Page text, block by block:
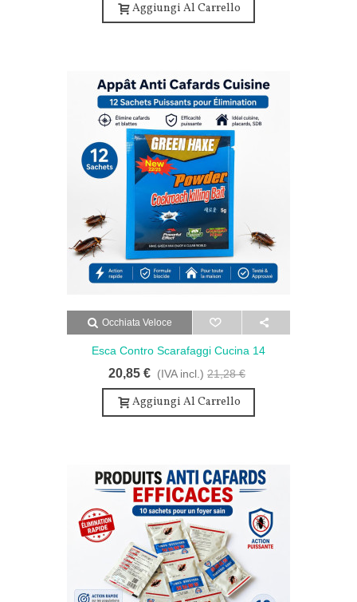
Aggiungi Al Carrello
Occhiata Veloce
Esca Contro Scarafaggi Cucina 14
Bustine Per Una Cucina Sana
20,85 € (IVA incl.) 21,28 €
Aggiungi Al Carrello